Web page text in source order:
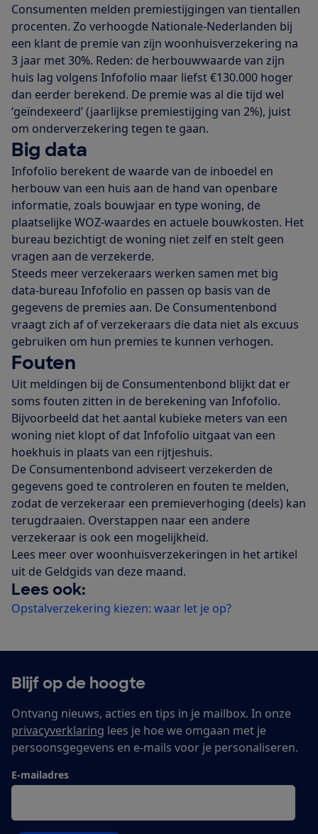
Consumenten melden premiestijgingen van tientallen
procenten. Zo verhoogde Nationale-Nederlanden bij
een klant de premie van zijn woonhuisverzekering na
3 jaar met 30%. Reden: de herbouwwaarde van zijn
huis lag volgens Infofolio maar liefst €130.000 hoger
dan eerder berekend. De premie was al die tijd wel
‘geïndexeerd’ (jaarlijkse premiestijging van 2%), juist
om onderverzekering tegen te gaan.
Big data
Infofolio berekent de waarde van de inboedel en
herbouw van een huis aan de hand van openbare
informatie, zoals bouwjaar en type woning, de
plaatselijke WOZ-waardes en actuele bouwkosten. Het
bureau bezichtigt de woning niet zelf en stelt geen
vragen aan de verzekerde.
Steeds meer verzekeraars werken samen met big
data-bureau Infofolio en passen op basis van de
gegevens de premies aan. De Consumentenbond
vraagt zich af of verzekeraars die data niet als excuus
gebruiken om hun premies te kunnen verhogen.
Fouten
Uit meldingen bij de Consumentenbond blijkt dat er
soms fouten zitten in de berekening van Infofolio.
Bijvoorbeeld dat het aantal kubieke meters van een
woning niet klopt of dat Infofolio uitgaat van een
hoekhuis in plaats van een rijtjeshuis.
De Consumentenbond adviseert verzekerden de
gegevens goed te controleren en fouten te melden,
zodat de verzekeraar een premieverhoging (deels) kan
terugdraaien. Overstappen naar een andere
verzekeraar is ook een mogelijkheid.
Lees meer over woonhuisverzekeringen in het artikel
uit de Geldgids van deze maand.
Lees ook:
Opstalverzekering kiezen: waar let je op?
Blijf op de hoogte
Ontvang nieuws, acties en tips in je mailbox. In onze
privacyverklaring lees je hoe we omgaan met je
persoonsgegevens en e-mails voor je personaliseren.
E-mailadres